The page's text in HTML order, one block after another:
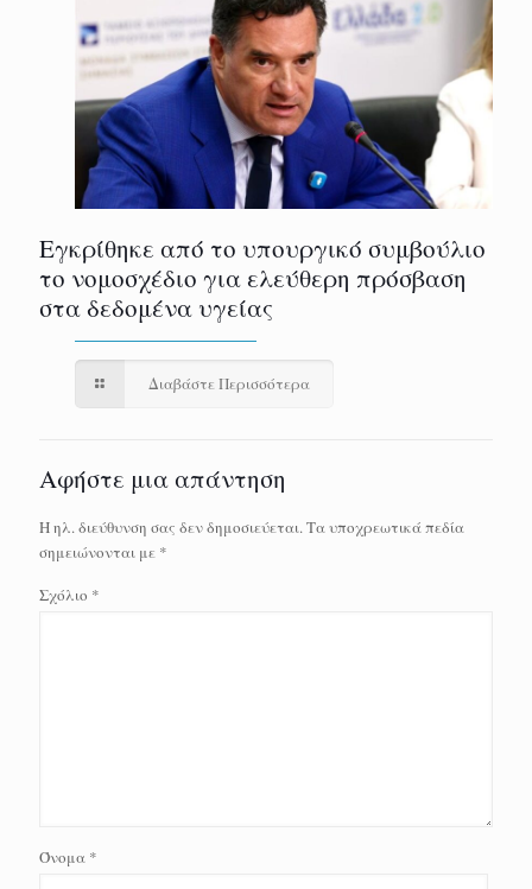
Εγκρίθηκε από το υπουργικό συμβούλιο
το νομοσχέδιο για ελεύθερη πρόσβαση
στα δεδομένα υγείας
Διαβάστε Περισσότερα
Αφήστε μια απάντηση
Η ηλ. διεύθυνση σας δεν δημοσιεύεται.Τα υποχρεωτικά πεδία
σημειώνονται με *
Σχόλιο *
Όνομα *